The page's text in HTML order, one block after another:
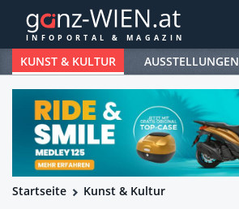
KUNST & KULTUR AUSSTELLUNGEN
Startseite Kunst & Kultur